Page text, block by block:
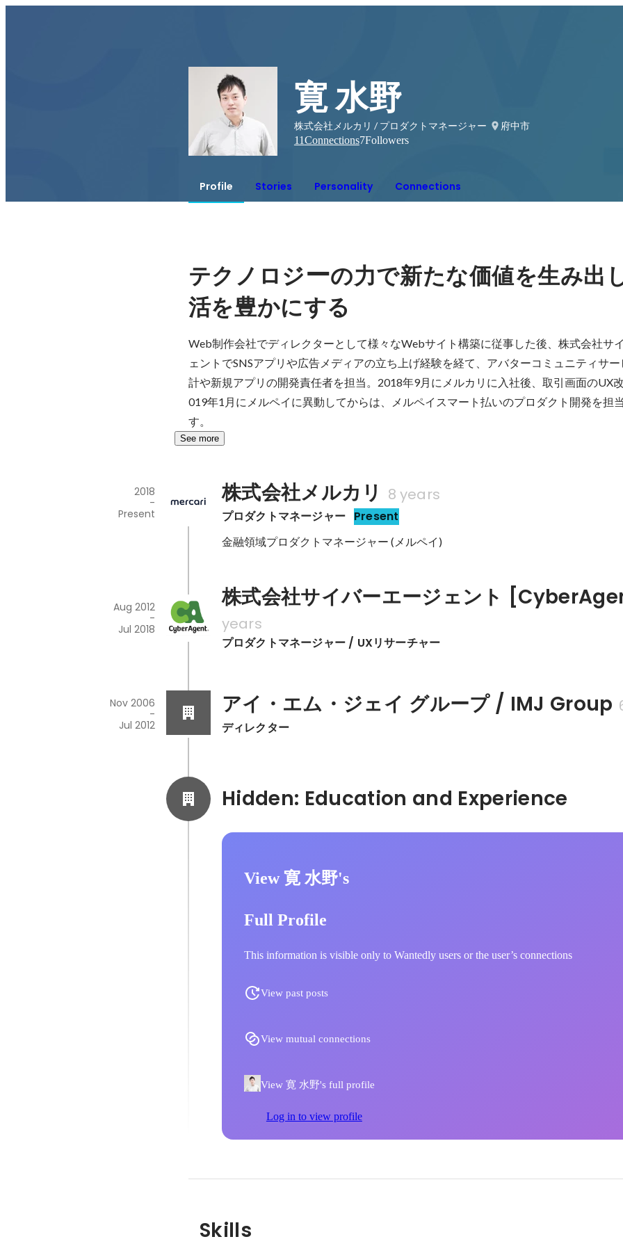
寛 水野
株式会社メルカリ / プロダクトマネージャー
府中市
11Connections7Followers
Profile Stories Personality Connections
テクノロジーの力で新たな価値を生み出
活を豊かにする
Web制作会社でディレクターとして様々なWebサイト構築に従事した後、株式会社サ
ェントでSNSアプリや広告メディアの立ち上げ経験を経て、アバターコミュニティサ
計や新規アプリの開発責任者を担当。2018年9月にメルカリに入社後、取引画面のUX
019年1月にメルペイに異動してからは、メルペイスマート払いのプロダクト開発を担
す。
See more
株式会社メルカリ 8 years
プロダクトマネージャー Present
2018
-
Present
金融領域プロダクトマネージャー (メルペイ)
株式会社サイバーエージェント
years
プロダクトマネージャー / UXリサーチャー
Aug 2012
-
Jul 2018
アイ・エム・ジェイ グループ / IMJ Group
ディレクター
Nov 2006
-
Jul 2012
View 寛 水野's
Full Profile
This information is visible only to Wantedly users or the user’s connections
View past posts
View mutual connections
View 寛 水野's full profile
Log in to view profile
Skills